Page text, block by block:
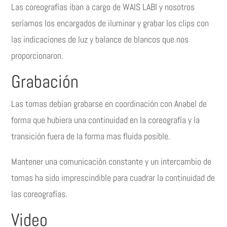
Las coreografías iban a cargo de WAIS LABI y nosotros
seríamos los encargados de iluminar y grabar los clips con
las indicaciones de luz y balance de blancos que nos
proporcionaron.
Grabación
Las tomas debían grabarse en coordinación con Anabel de
forma que hubiera una continuidad en la coreografía y la
transición fuera de la forma mas fluida posible.
Mantener una comunicación constante y un intercambio de
tomas ha sido imprescindible para cuadrar la continuidad de
las coreografías.
Video